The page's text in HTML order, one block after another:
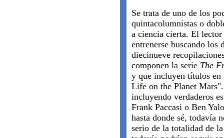
Se trata de uno de los
quintacolumnistas o
a ciencia cierta. El
entrenerse buscando los
diecinueve
componen la serie The
y que incluyen títulos en
Life on the Planet
incluyendo verdaderos
Frank Paccasi o Ben
hasta donde sé, todavía
serio de la totalidad de